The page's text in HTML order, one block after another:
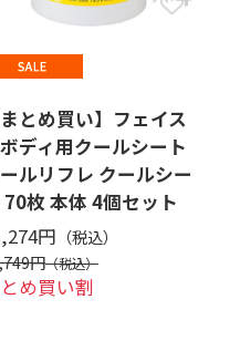
まとめ買い】フェイス
ディ用クールシート
ルリフレ クールシー
70枚 本体 4個セット
円
円
め買い割